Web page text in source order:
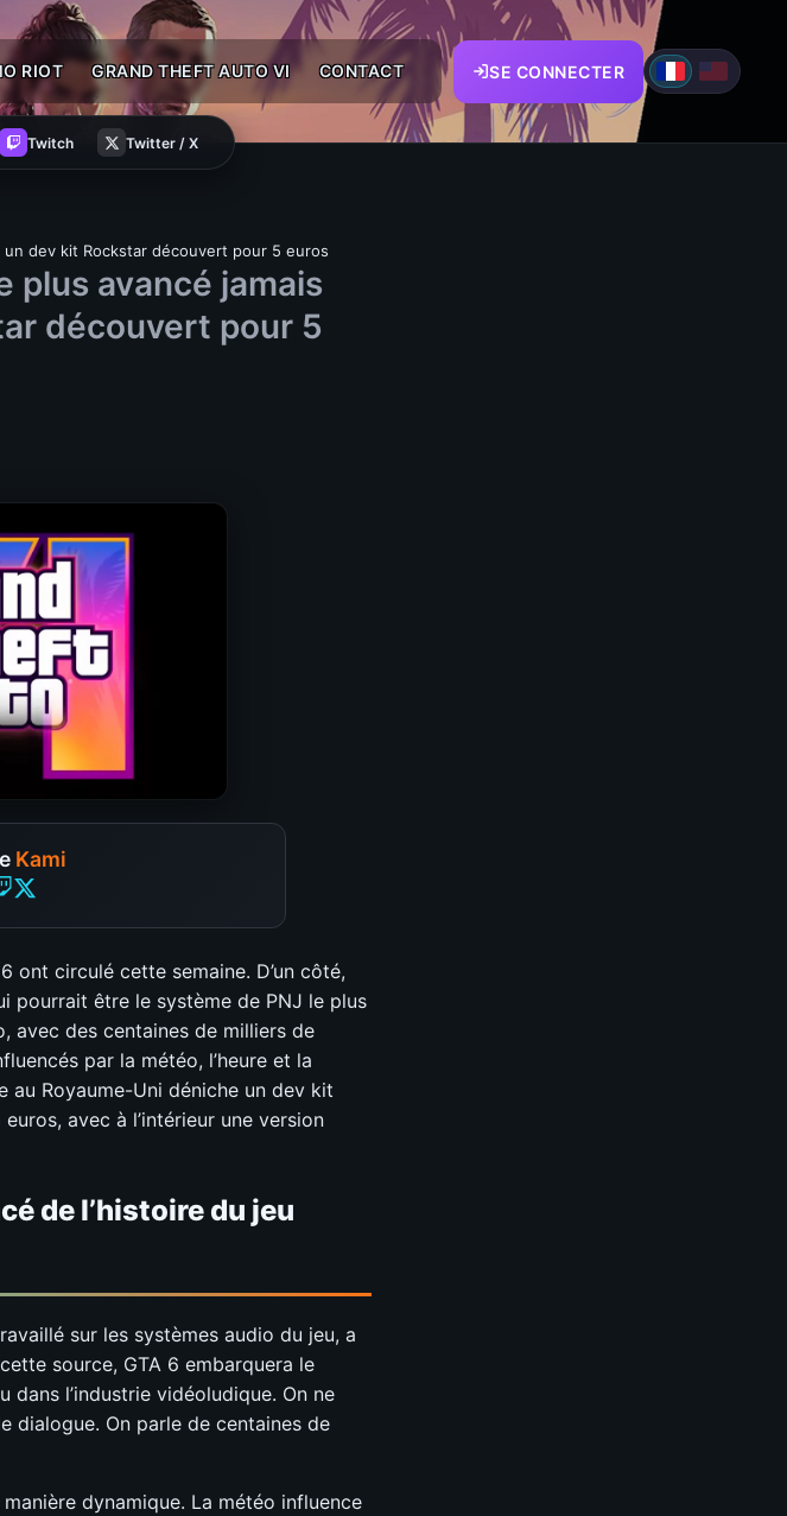
RIOT GRAND THEFT AUTO VI CONTACT SE CONNECTER
Twitch Twitter / X
dev kit Rockstar découvert pour 5 euros
plus avancé jamais
découvert pour 5
Kami
ont circulé cette semaine. D’un côté,
pourrait être le système de PNJ le plus
avec des centaines de milliers de
par la météo, l’heure et la
au Royaume-Uni déniche un dev kit
avec à l’intérieur une version
de l’histoire du jeu
sur les systèmes audio du jeu, a
source, GTA 6 embarquera le
dans l’industrie vidéoludique. On ne
dialogue. On parle de centaines de
dynamique. La météo influence